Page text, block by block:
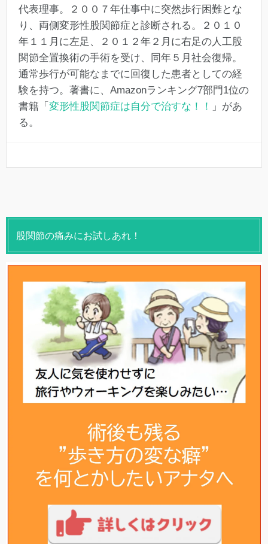
代表理事。２００７年仕事中に突然歩行困難とな
り、両側変形性股関節症と診断される。２０１０
年１１月に左足、２０１２年２月に右足の人工股
関節全置換術の手術を受け、同年５月社会復帰。
通常歩行が可能なまでに回復した患者としての経
験を持つ。著書に、Amazonランキング7部門1位の
書籍「 変形性股関節症は自分で治すな！！
」があ
る。
股関節の痛みにお試しあれ！